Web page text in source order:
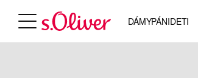
DÁMYPÁNIDETI